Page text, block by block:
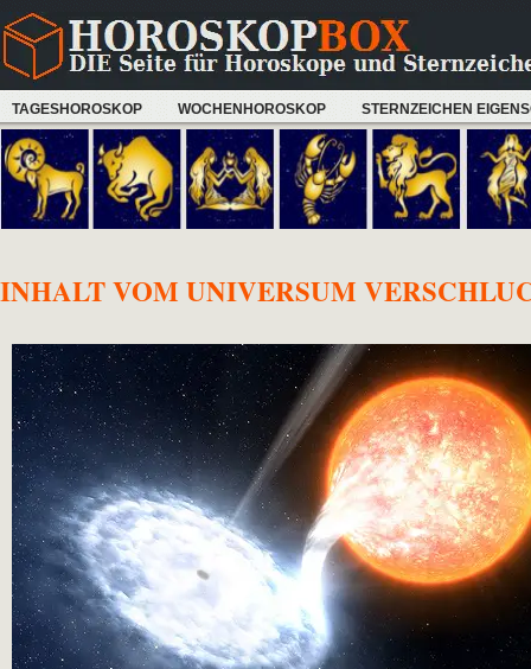
TAGESHOROSKOP WOCHENHOROSKOP STERNZEICHEN
INHALT VOM UNIVERSUM